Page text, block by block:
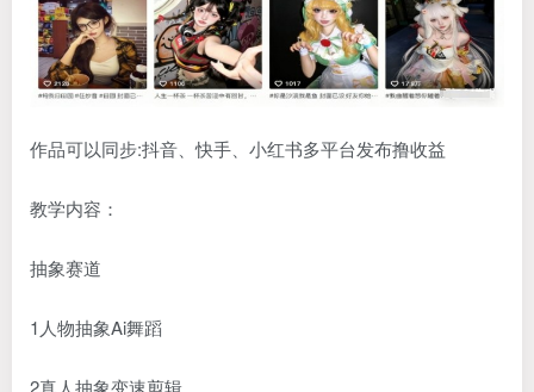
作品可以同步:抖音、快手、小红书多平台发布撸收益
教学内容：
抽象赛道
1人物抽象Ai舞蹈
2真人抽象变速剪辑